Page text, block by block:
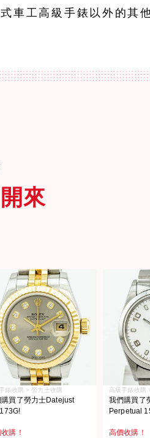
車工高級手錶以外的其
來
錶收購 > 勞力士收購
購買了勞力士Datejust
購！
高級手錶收購
我們購買了
Perpetual
高價收購！